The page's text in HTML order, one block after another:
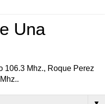
Una
106.3 Mhz., Roque Perez